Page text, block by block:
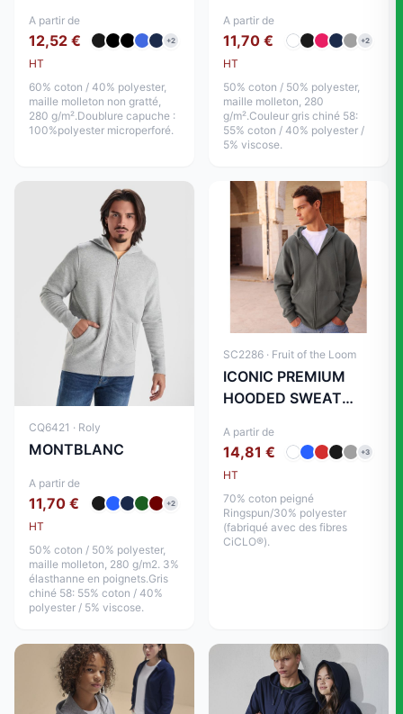
A partir de
12,52 €
HT
+2
60% coton / 40% polyester,
maille molleton non gratté,
280 g/m².Doublure capuche :
100%polyester microperforé.
A partir de
11,70 €
HT
+2
50% coton / 50% polyester,
maille molleton, 280
g/m².Couleur gris chiné 58:
55% coton / 40% polyester /
5% viscose.
CQ6421 · Roly
MONTBLANC
A partir de
11,70 €
HT
+2
50% coton / 50% polyester,
maille molleton, 280 g/m2. 3%
élasthanne en poignets.Gris
chiné 58: 55% coton / 40%
polyester / 5% viscose.
SC2286 · Fruit of the Loom
ICONIC PREMIUM
HOODED SWEAT
A partir de
14,81 €
HT
+3
70% coton peigné
Ringspun/30% polyester
(fabriqué avec des fibres
CiCLO®).